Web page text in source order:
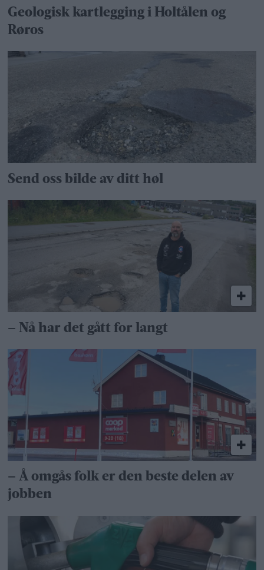
Geologisk kartlegging i Holtålen og
Røros
Send oss bilde av ditt høl
– Nå har det gått for langt
– Å omgås folk er den beste delen av
jobben